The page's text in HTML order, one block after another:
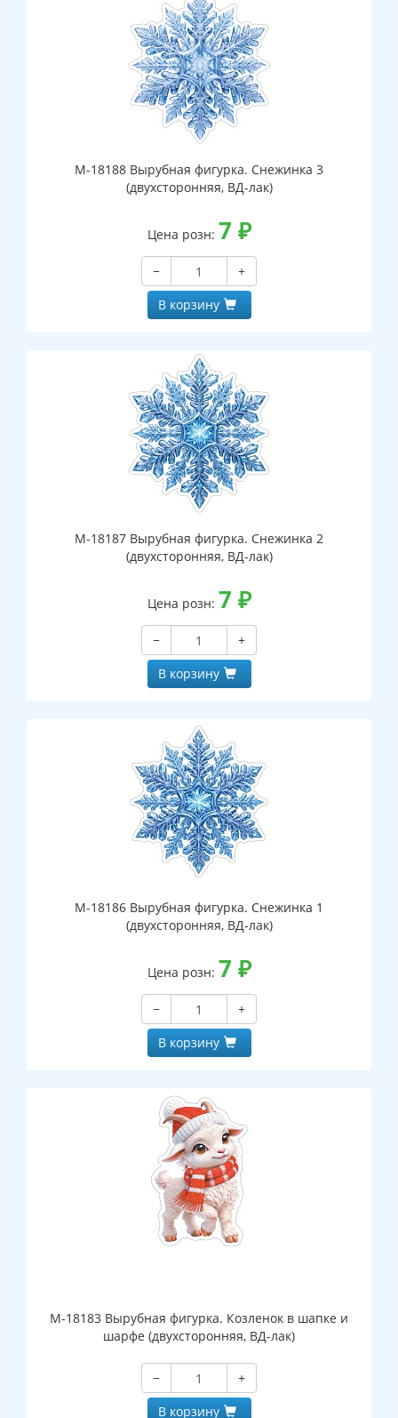
М-18188 Вырубная фигурка. Снежинка 3
(двухсторонняя, ВД-лак)
Цена розн: 7 ₽
−
+
В корзину
М-18187 Вырубная фигурка. Снежинка 2
(двухсторонняя, ВД-лак)
Цена розн: 7 ₽
−
+
В корзину
М-18186 Вырубная фигурка. Снежинка 1
(двухсторонняя, ВД-лак)
Цена розн: 7 ₽
−
+
В корзину
М-18183 Вырубная фигурка. Козленок в шапке и
шарфе (двухсторонняя, ВД-лак)
−
+
В корзину